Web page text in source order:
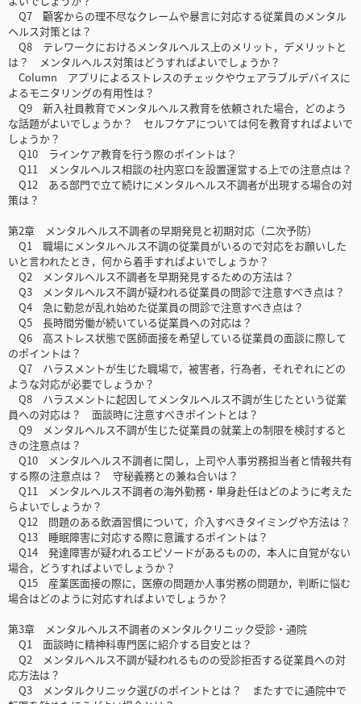
Q7 顧客からの理不尽なクレームや暴言に対応する従業員のメンタル
ヘルス対策とは？
Q8 テレワークにおけるメンタルヘルス上のメリット，デメリットと
は？ メンタルヘルス対策はどうすればよいでしょうか？
Column アプリによるストレスのチェックやウェアラブルデバイスに
よるモニタリングの有用性は？
Q9 新入社員教育でメンタルヘルス教育を依頼された場合，どのよう
な話題がよいでしょうか？ セルフケアについては何を教育すればよいで
しょうか？
Q10 ラインケア教育を行う際のポイントは？
Q11 メンタルヘルス相談の社内窓口を設置運営する上での注意点は？
Q12 ある部門で立て続けにメンタルヘルス不調者が出現する場合の対
策は？
第2章 メンタルヘルス不調者の早期発見と初期対応（二次予防）
Q1 職場にメンタルヘルス不調の従業員がいるので対応をお願いした
いと言われたとき，何から着手すればよいでしょうか？
Q2 メンタルヘルス不調者を早期発見するための方法は？
Q3 メンタルヘルス不調が疑われる従業員の問診で注意すべき点は？
Q4 急に勤怠が乱れ始めた従業員の問診で注意すべき点は？
Q5 長時間労働が続いている従業員への対応は？
Q6 高ストレス状態で医師面接を希望している従業員の面談に際して
のポイントは？
Q7 ハラスメントが生じた職場で，被害者，行為者，それぞれにどの
ような対応が必要でしょうか？
Q8 ハラスメントに起因してメンタルヘルス不調が生じたという従業
員への対応は？ 面談時に注意すべきポイントとは？
Q9 メンタルヘルス不調が生じた従業員の就業上の制限を検討すると
きの注意点は？
Q10 メンタルヘルス不調者に関し，上司や人事労務担当者と情報共有
する際の注意点は？ 守秘義務との兼ね合いは？
Q11 メンタルヘルス不調者の海外勤務・単身赴任はどのように考えた
らよいでしょうか？
Q12 問題のある飲酒習慣について，介入すべきタイミングや方法は？
Q13 睡眠障害に対応する際に意識するポイントは？
Q14 発達障害が疑われるエピソードがあるものの，本人に自覚がない
場合，どうすればよいでしょうか？
Q15 産業医面接の際に，医療の問題か人事労務の問題か，判断に悩む
場合はどのように対応すればよいでしょうか？
第3章 メンタルヘルス不調者のメンタルクリニック受診・通院
Q1 面談時に精神科専門医に紹介する目安とは？
Q2 メンタルヘルス不調が疑われるものの受診拒否する従業員への対
応方法は？
Q3 メンタルクリニック選びのポイントとは？ またすでに通院中で